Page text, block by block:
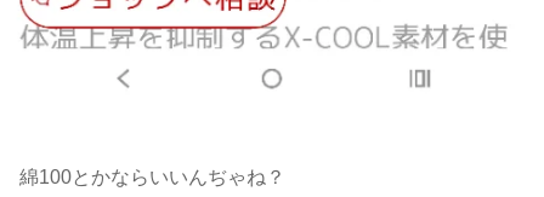
綿100とかならいいんぢゃね？